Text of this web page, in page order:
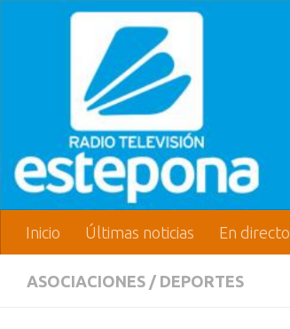
Inicio Últimas noticias En directo
ASOCIACIONES / DEPORTES